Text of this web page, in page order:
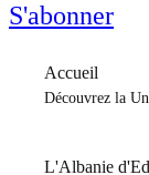
S'abonner
Accueil
Découvrez la
L'Albanie